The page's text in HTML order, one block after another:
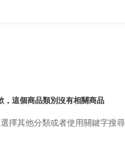
，這個商品類別沒有相關商品
擇其他分類或者使用關鍵字搜尋